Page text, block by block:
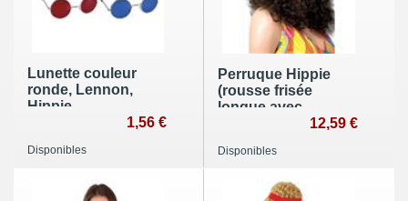
Lunette couleur
ronde, Lennon,
Hippie
1,56 €
Disponibles
Perruque Hippie
(rousse frisée
longue avec
12,59 €
Disponibles